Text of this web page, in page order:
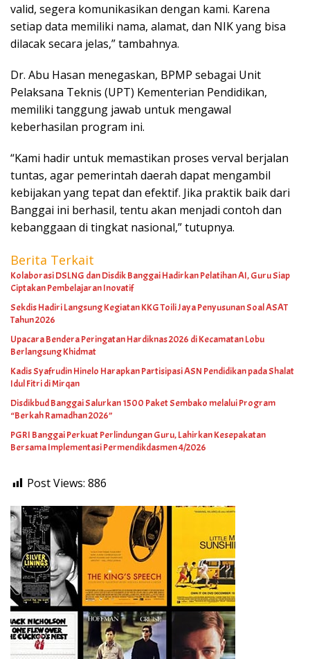
valid, segera komunikasikan dengan kami. Karena
setiap data memiliki nama, alamat, dan NIK yang bisa
dilacak secara jelas,” tambahnya.
Dr. Abu Hasan menegaskan, BPMP sebagai Unit
Pelaksana Teknis (UPT) Kementerian Pendidikan,
memiliki tanggung jawab untuk mengawal
keberhasilan program ini.
“Kami hadir untuk memastikan proses verval berjalan
tuntas, agar pemerintah daerah dapat mengambil
kebijakan yang tepat dan efektif. Jika praktik baik dari
Banggai ini berhasil, tentu akan menjadi contoh dan
kebanggaan di tingkat nasional,” tutupnya.
Berita Terkait
Kolaborasi DSLNG dan Disdik Banggai Hadirkan Pelatihan AI, Guru Siap
Ciptakan Pembelajaran Inovatif
Sekdis Hadiri Langsung Kegiatan KKG Toili Jaya Penyusunan Soal ASAT
Tahun 2026
Upacara Bendera Peringatan Hardiknas 2026 di Kecamatan Lobu
Berlangsung Khidmat
Kadis Syafrudin Hinelo Harapkan Partisipasi ASN Pendidikan pada Shalat
Idul Fitri di Mirqan
Disdikbud Banggai Salurkan 1500 Paket Sembako melalui Program
“Berkah Ramadhan 2026”
PGRI Banggai Perkuat Perlindungan Guru, Lahirkan Kesepakatan
Bersama Implementasi Permendikdasmen 4/2026
Post Views: 886